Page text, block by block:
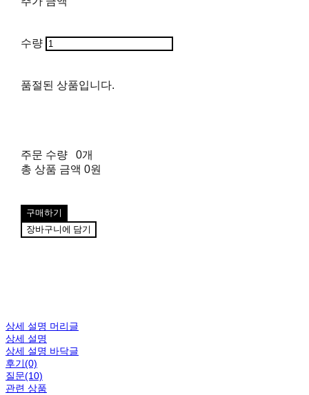
수량
품절된 상품입니다.
주문 수량
0개
총 상품 금액 0원
구매하기
장바구니에 담기
상세 설명 머리글
상세 설명
상세 설명 바닥글
후기(0)
질문(10)
관련 상품